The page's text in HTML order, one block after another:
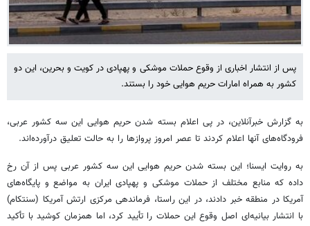
پس از انتشار اخباری از وقوع حملات موشکی و پهپادی در کویت و بحرین، این دو
کشور به همراه امارات حریم هوایی خود را بستند.
به گزارش خبرآنلاین، در پی اعلام بسته شدن حریم هوایی این سه کشور عربی،
فرودگاه‌های آنها اعلام کردند تا عصر امروز پروازها را به حالت تعلیق درآورده‌اند.
به روایت ایسنا؛ این بسته شدن حریم هوایی این سه کشور عربی پس از آن رخ
داده که منابع مختلف از حملات موشکی و پهپادی ایران به مواضع و پایگاه‌های
آمریکا در منطقه خبر دادند، در این راستا، فرماندهی مرکزی ارتش آمریکا (سنتکام)
با انتشار بیانیه‌ای اصل وقوع این حملات را تأیید کرد، اما همزمان کوشید با تأکید